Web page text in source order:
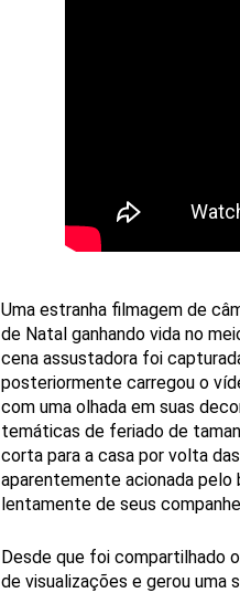
Uma estranha filmagem de
de Natal ganhando vida no
cena assustadora foi
posteriormente carregou o
com uma olhada em suas
temáticas de feriado de
corta para a casa por volta
aparentemente acionada
lentamente de seus
Desde que foi compartilhado
de visualizações e gerou uma